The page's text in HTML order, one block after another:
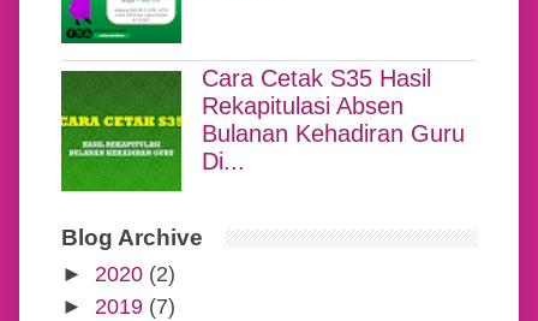
Cara Cetak S35 Hasil
Rekapitulasi Absen
Bulanan Kehadiran Guru
Di...
Blog Archive
► 2020(2)
►
2019(7)